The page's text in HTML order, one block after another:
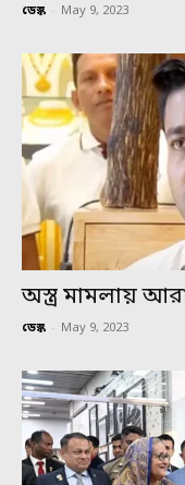
ডেস্ক - May 9, 2023
অস্ত্র মামলায়
ডেস্ক - May 9, 2023